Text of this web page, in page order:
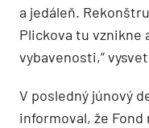
a jedáleň.
Plickova tu vznikne
vybavenosti,”
V posledný júnový
informoval, že